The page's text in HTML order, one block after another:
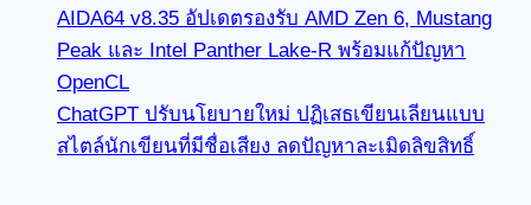
AIDA64 v8.35 อัปเดตรองรับ AMD Zen 6, Mustang
Peak และ Intel Panther Lake-R พร้อมแก้ปัญหา
OpenCL
ChatGPT ปรับนโยบายใหม่ ปฏิเสธเขียนเลียนแบบ
สไตล์นักเขียนที่มีชื่อเสียง ลดปัญหาละเมิดลิขสิทธิ์